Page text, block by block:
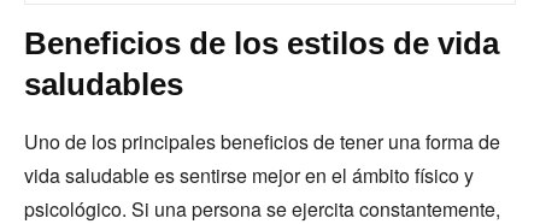
Beneficios de los estilos de vida
saludables
Uno de los principales beneficios de tener una forma de
vida saludable es sentirse mejor en el ámbito físico y
psicológico. Si una persona se ejercita constantemente,